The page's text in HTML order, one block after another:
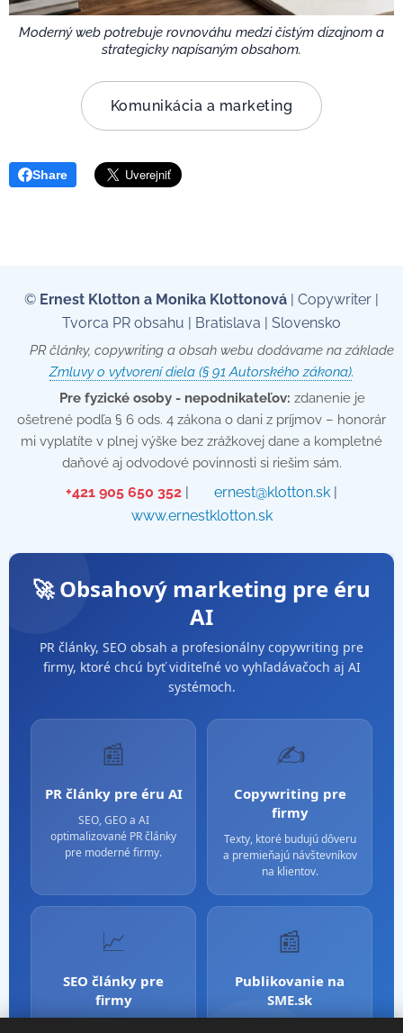
Moderný web potrebuje rovnováhu medzi čistým dizajnom a
strategicky napísaným obsahom.
Komunikácia a marketing
Share
© Ernest Klotton a Monika Klottonová | Copywriter |
Tvorca PR obsahu | Bratislava | Slovensko
📄 PR články, copywriting a obsah webu dodávame na základe
Zmluvy o vytvorení diela (§ 91 Autorského zákona).
Pre fyzické osoby - nepodnikateľov: zdanenie je
ošetrené podľa § 6 ods. 4 zákona o dani z príjmov – honorár
mi vyplatíte v plnej výške bez zrážkovej dane a kompletné
daňové aj odvodové povinnosti si riešim sám.
+421 905 650 352 | ✉️ ernest@klotton.sk | 🌐
www.ernestklotton.sk
🚀 Obsahový marketing pre éru
AI
PR články, SEO obsah a profesionálny copywriting pre
firmy, ktoré chcú byť viditeľné vo vyhľadávačoch aj AI
systémoch.
📰
PR články pre éru AI
SEO, GEO a AI
optimalizované PR články
pre moderné firmy.
✍️
Copywriting pre
firmy
Texty, ktoré budujú dôveru
a premieňajú návštevníkov
na klientov.
📈
SEO články pre
firmy
📰
Publikovanie na
SME.sk